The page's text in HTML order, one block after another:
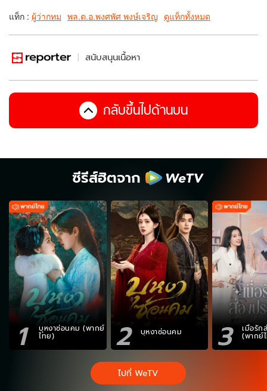
แท็ก : ผู้ว่ากทม พล.ต.อ.พงศพัศ พงษ์เจริญ ดูแท็กทั้งหมด
สนับสนุนเนื้อหา
กลับขึ้นไปด้านบน
ซีรีส์ฮิตจาก
1 บุหงาซ่อนคม (พากย์
ไทย) 2 บุหงาซ่อนคม 3 เมื่อรัก
(พากย์
ไปที่ WeTV